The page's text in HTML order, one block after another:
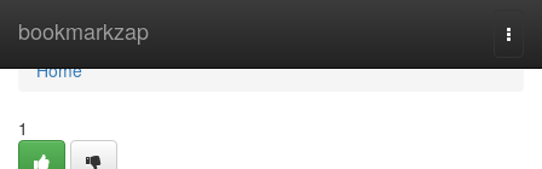
bookmarkzap
Home
Home
1